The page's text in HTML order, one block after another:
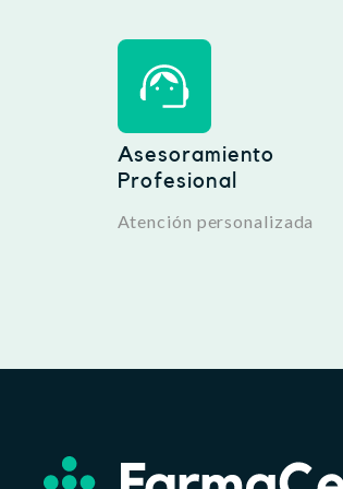
Asesoramiento
Profesional
Atención personalizada